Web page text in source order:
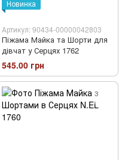
Новинка
Артикул: 90434-00000042803
Піжама Майка та Шорти для
дівчат у Серцях 1762
545.00 грн